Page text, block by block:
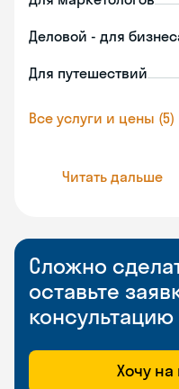
Деловой - для
Для путешествий
Все услуги и цены (5)
Читать дальше
Сложно
оставьте
консультацию
Хочу